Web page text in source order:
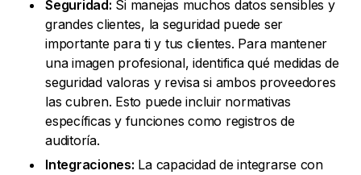
Seguridad: Si manejas muchos datos sensibles y
grandes clientes, la seguridad puede ser
importante para ti y tus clientes. Para mantener
una imagen profesional, identifica qué medidas de
seguridad valoras y revisa si ambos proveedores
las cubren. Esto puede incluir normativas
específicas y funciones como registros de
auditoría.
Integraciones: La capacidad de integrarse con